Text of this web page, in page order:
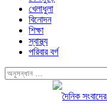
খেলাধুলা
বিনোদন
শিক্ষা
স্বাস্থ্য
পরিবার বর্গ